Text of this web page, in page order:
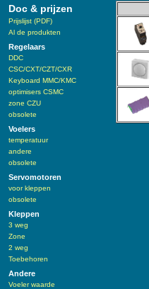
Doc & prijzen
Prijslijst (PDF)
Al de produkten
Regelaars
DDC
CSC/CXT/CZT/CXR
Keyboard MMC/KMC
optimisers CSMC
zone CZU
obsolete
Voelers
temperatuur
andere
obsolete
Servomotoren
voor kleppen
obsolete
Kleppen
3 weg
Zone
2 weg
Toebehoren
Andere
Voeler waarde